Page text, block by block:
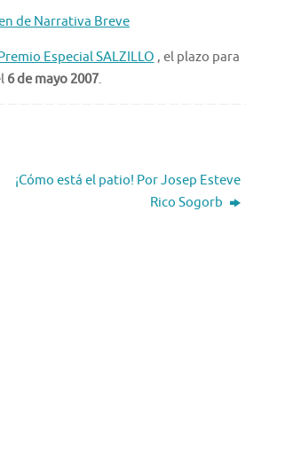
de Narrativa Breve
Especial SALZILLO , el plazo para
6 de mayo 2007.
¡Cómo está el patio! Por Josep Esteve
Rico Sogorb